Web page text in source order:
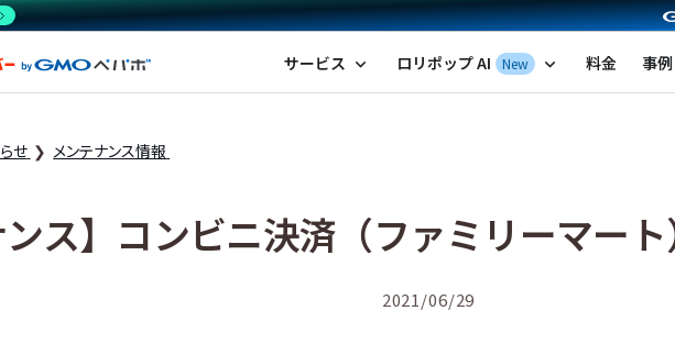
ロリポップ！レンタルサーバー by GMOペパボ
サービス expand_more ロリポップ AI New expand_more 料金 事例
せ メンテナンス情報
ンス】コンビニ決済（ファミリーマー
2021/06/29